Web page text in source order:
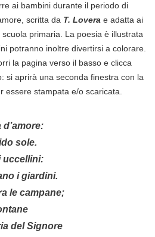
ai bambini durante il periodo di
scritta da T. Lovera e adatta ai
primaria. La poesia è illustrata
potranno inoltre divertirsi a colorare.
la pagina verso il basso e clicca
si aprirà una seconda finestra con la
essere stampata e/o scaricata.
sole.
uccellini:
i giardini.
le campane;
del Signore